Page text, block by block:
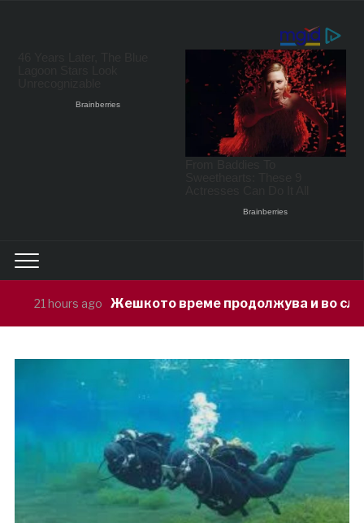
време продолжува и во следните денови,